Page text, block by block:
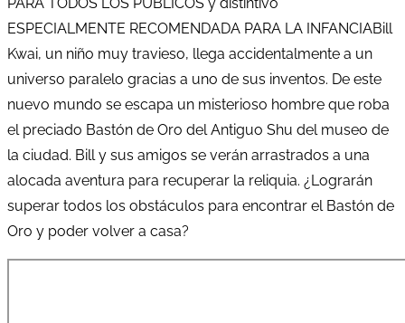
ESPECIALMENTE RECOMENDADA PARA LA INFANCIABill
Kwai, un niño muy travieso, llega accidentalmente a un
universo paralelo gracias a uno de sus inventos. De este
nuevo mundo se escapa un misterioso hombre que roba
el preciado Bastón de Oro del Antiguo Shu del museo de
la ciudad. Bill y sus amigos se verán arrastrados a una
alocada aventura para recuperar la reliquia. ¿Lograrán
superar todos los obstáculos para encontrar el Bastón de
Oro y poder volver a casa?